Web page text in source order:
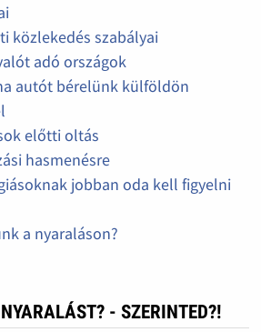
közlekedés szabályai
adó országok
autót bérelünk külföldön
előtti oltás
hasmenésre
jobban oda kell figyelni
a nyaraláson?
- SZERINTED?!